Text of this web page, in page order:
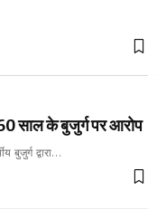
साल के बुजुर्ग पर आरोप
बुजुर्ग द्वारा…